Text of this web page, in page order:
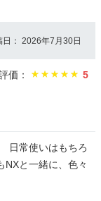
日： 2026年7月30日
価：
5
日常使いはもちろ
NXと一緒に、色々